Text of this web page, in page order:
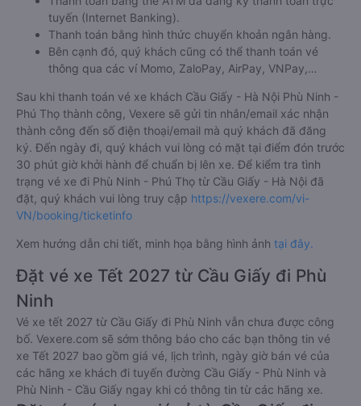
siêu thị gần nhà.
Thanh toán bằng thẻ thanh toán quốc tế (Visa, Master
Card, JCB).
Thanh toán bằng thẻ ATM đã đăng ký thanh toán trực
tuyến (Internet Banking).
Thanh toán bằng hình thức chuyển khoản ngân hàng.
Bên cạnh đó, quý khách cũng có thể thanh toán vé
thông qua các ví Momo, ZaloPay, AirPay, VNPay,…
Sau khi thanh toán vé xe khách Cầu Giấy - Hà Nội Phù Ninh -
Phú Thọ thành công, Vexere sẽ gửi tin nhắn/email xác nhận
thành công đến số điện thoại/email mà quý khách đã đăng
ký. Đến ngày đi, quý khách vui lòng có mặt tại điểm đón trước
30 phút giờ khởi hành để chuẩn bị lên xe. Để kiểm tra tình
trạng vé xe đi Phù Ninh - Phú Thọ từ Cầu Giấy - Hà Nội đã
VN/booking/ticketinfo
Xem hướng dẫn chi tiết, minh họa bằng hình ảnh
Đặt vé xe Tết 2027 từ Cầu Giấy đi Phù
Ninh
Vé xe tết 2027 từ Cầu Giấy đi Phù Ninh vẫn chưa được công
bố. Vexere.com sẽ sớm thông báo cho các bạn thông tin vé